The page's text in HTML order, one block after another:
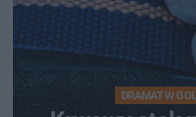
DRAMAT W